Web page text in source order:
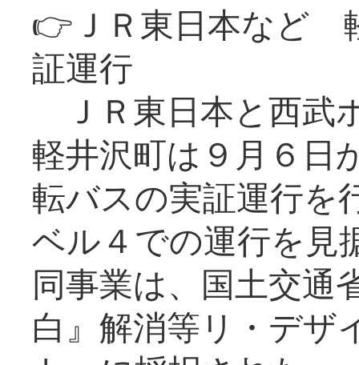
👉ＪＲ東日本など
証運行
ＪＲ東日本と西武
軽井沢町は９月６日
転バスの実証運行を
ベル４での運行を見
同事業は、国土交通
白』解消等リ・デザ